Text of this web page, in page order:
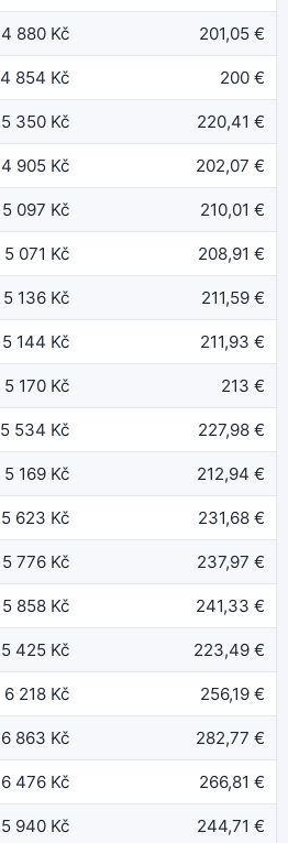
4 880 Kč 201,05 €
4 854 Kč 200 €
5 350 Kč 220,41 €
4 905 Kč 202,07 €
5 097 Kč 210,01 €
5 071 Kč 208,91 €
5 136 Kč 211,59 €
5 144 Kč 211,93 €
5 170 Kč 213 €
5 534 Kč 227,98 €
5 169 Kč 212,94 €
5 623 Kč 231,68 €
5 776 Kč 237,97 €
5 858 Kč 241,33 €
5 425 Kč 223,49 €
6 218 Kč 256,19 €
6 863 Kč 282,77 €
6 476 Kč 266,81 €
5 940 Kč 244,71 €